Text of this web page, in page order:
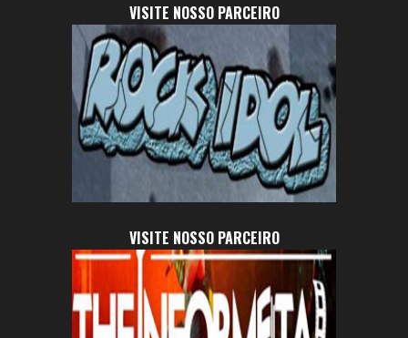
VISITE NOSSO PARCEIRO
VISITE NOSSO PARCEIRO